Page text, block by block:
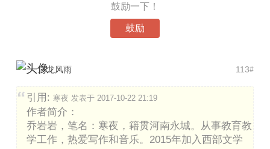
鼓励一下！
鼓励
113#
广龙风雨
引用: 寒夜 发表于 2017-10-22 21:19
作者简介：
乔岩岩，笔名：寒夜，籍贯河南永城。从事教育教
学工作，热爱写作和音乐。2015年加入西部文学